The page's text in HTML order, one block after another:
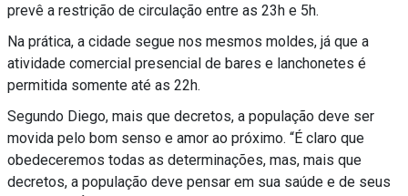
prevê a restrição de circulação entre as 23h e 5h.
Na prática, a cidade segue nos mesmos moldes, já que a
atividade comercial presencial de bares e lanchonetes é
permitida somente até as 22h.
Segundo Diego, mais que decretos, a população deve ser
movida pelo bom senso e amor ao próximo. “É claro que
obedeceremos todas as determinações, mas, mais que
decretos, a população deve pensar em sua saúde e de seus